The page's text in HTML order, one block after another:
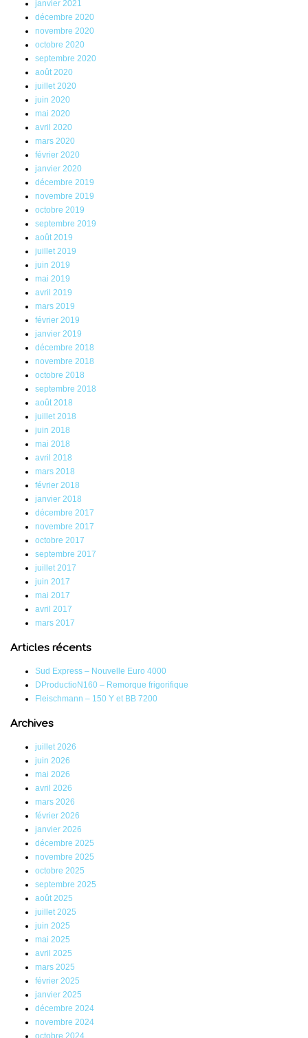
janvier 2021
décembre 2020
novembre 2020
octobre 2020
septembre 2020
août 2020
juillet 2020
juin 2020
mai 2020
avril 2020
mars 2020
février 2020
janvier 2020
décembre 2019
novembre 2019
octobre 2019
septembre 2019
août 2019
juillet 2019
juin 2019
mai 2019
avril 2019
mars 2019
février 2019
janvier 2019
décembre 2018
novembre 2018
octobre 2018
septembre 2018
août 2018
juillet 2018
juin 2018
mai 2018
avril 2018
mars 2018
février 2018
janvier 2018
décembre 2017
novembre 2017
octobre 2017
septembre 2017
juillet 2017
juin 2017
mai 2017
avril 2017
mars 2017
Articles récents
Sud Express – Nouvelle Euro 4000
DProductioN160 – Remorque frigorifique
Fleischmann – 150 Y et BB 7200
Archives
juillet 2026
juin 2026
mai 2026
avril 2026
mars 2026
février 2026
janvier 2026
décembre 2025
novembre 2025
octobre 2025
septembre 2025
août 2025
juillet 2025
juin 2025
mai 2025
avril 2025
mars 2025
février 2025
janvier 2025
décembre 2024
novembre 2024
octobre 2024